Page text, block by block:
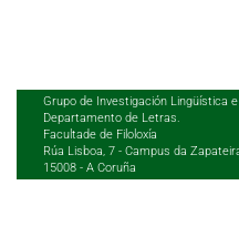
Grupo de Investigación Lingüística
Departamento de Letras.
Facultade de Filoloxía
Rúa Lisboa, 7 - Campus da
15008 - A Coruña